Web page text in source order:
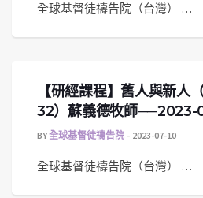
全球基督徒禱告院（台灣） …
【研經課程】舊人與新人
32）蘇義德牧師
BY全球基督徒禱告院 2023-07-10
全球基督徒禱告院（台灣） …